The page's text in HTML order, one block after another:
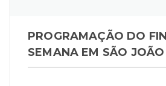
PROGRAMAÇÃO DO
SEMANA EM SÃO